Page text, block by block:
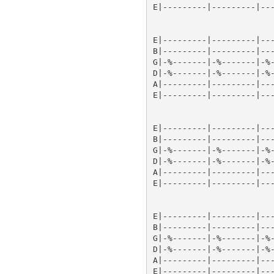
E|---------|---------
E|---------|---------
B|---------|---------
G|-%-------|-%-------|-
D|-%-------|-%-------|-
A|---------|---------
E|---------|---------
E|---------|---------
B|---------|---------
G|-%-------|-%-------|-
D|-%-------|-%-------|-
A|---------|---------
E|---------|---------
E|---------|---------
B|---------|---------
G|-%-------|-%-------|-
D|-%-------|-%-------|-
A|---------|---------
E|---------|---------